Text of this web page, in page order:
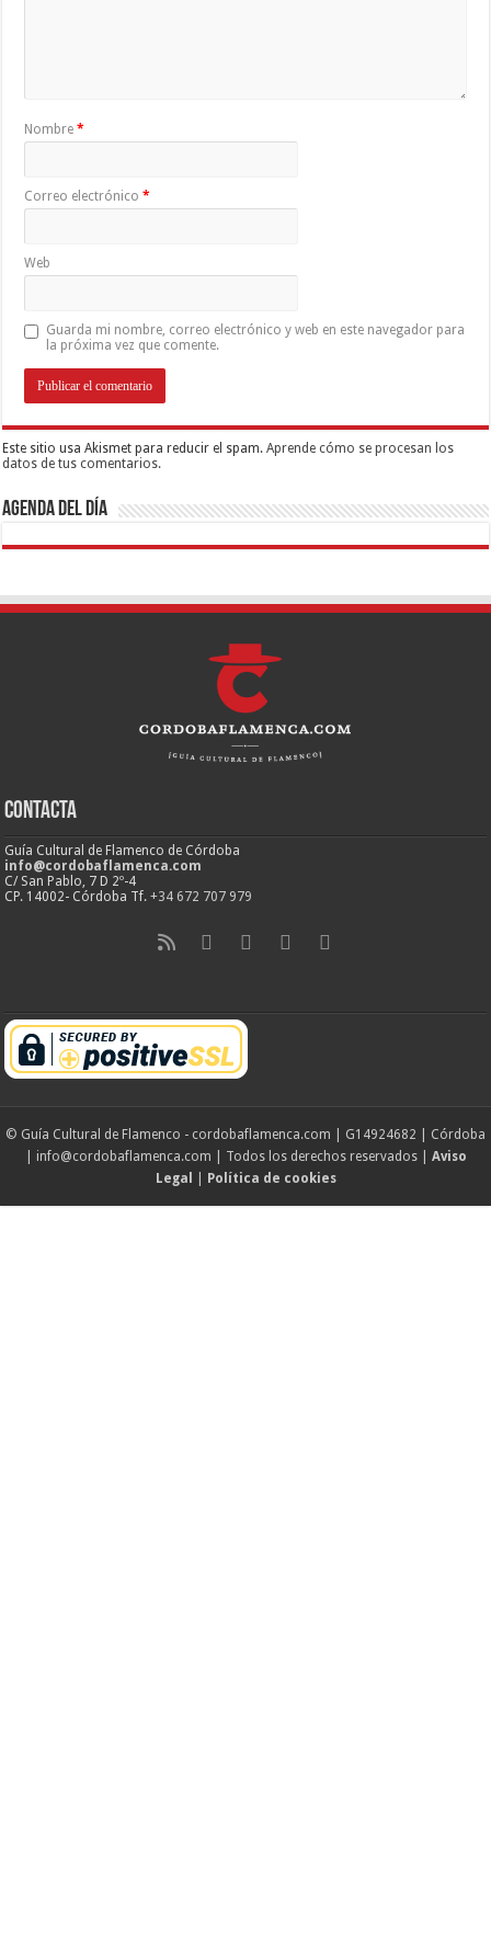
Nombre*
Correo electrónico*
Web
Guarda mi nombre, correo electrónico y web en este navegador para
la próxima vez que comente.
Este sitio usa Akismet para reducir el spam.Aprende cómo se procesan los
datos de tus comentarios.
Agenda del día
Contacta
Guía Cultural de Flamenco de Córdoba
info@cordobaflamenca.com
C/ San Pablo, 7 D 2º-4
CP. 14002- Córdoba Tf.+34 672 707 979
© Guía Cultural de Flamenco - cordobaflamenca.com | G14924682 | Córdoba
| info@cordobaflamenca.com | Todos los derechos reservados | Aviso
Legal
Política de cookies